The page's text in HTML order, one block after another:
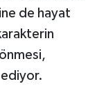
de hayat